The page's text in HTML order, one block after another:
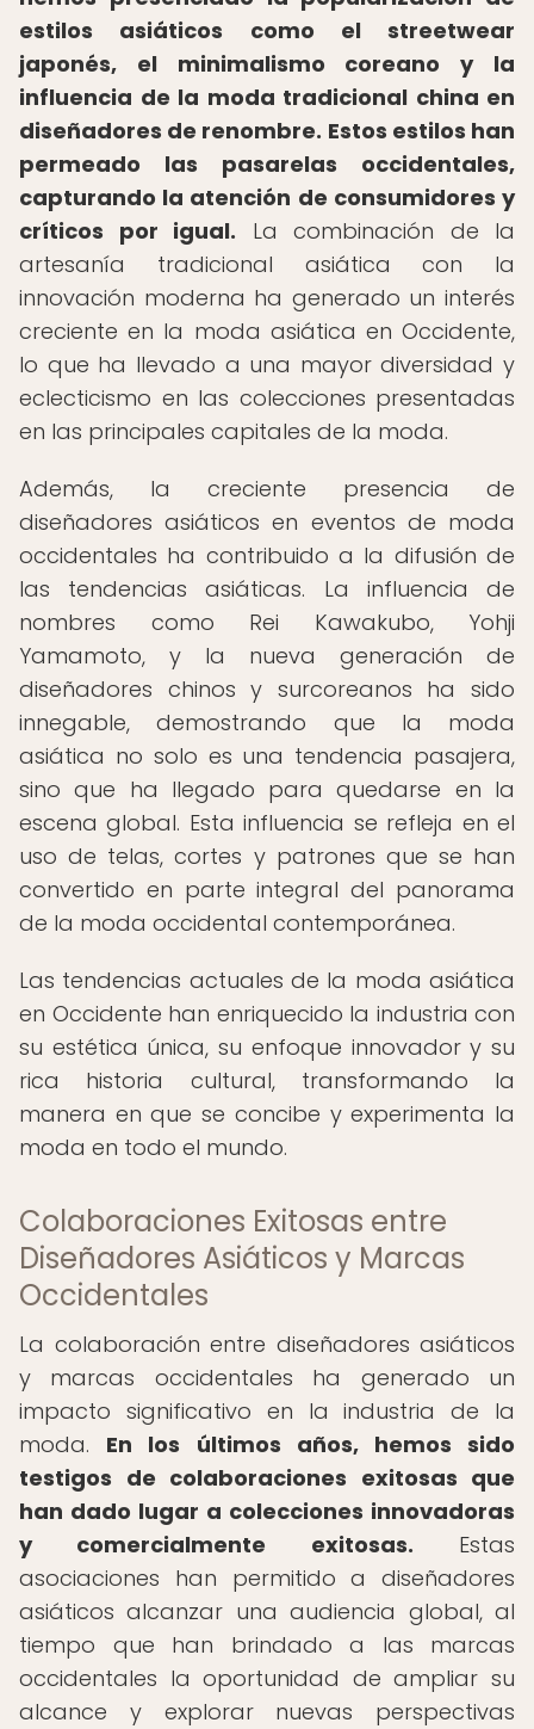
estilos asiáticos como el streetwear
japonés, el minimalismo coreano y la
influencia de la moda tradicional china en
diseñadores de renombre. Estos estilos han
permeado las pasarelas occidentales,
capturando la atención de consumidores y
críticos por igual. La combinación de la
artesanía tradicional asiática con la
innovación moderna ha generado un interés
creciente en la moda asiática en Occidente,
lo que ha llevado a una mayor diversidad y
eclecticismo en las colecciones presentadas
en las principales capitales de la moda.
Además, la creciente presencia de
diseñadores asiáticos en eventos de moda
occidentales ha contribuido a la difusión de
las tendencias asiáticas. La influencia de
nombres como Rei Kawakubo, Yohji
Yamamoto, y la nueva generación de
diseñadores chinos y surcoreanos ha sido
innegable, demostrando que la moda
asiática no solo es una tendencia pasajera,
sino que ha llegado para quedarse en la
escena global. Esta influencia se refleja en el
uso de telas, cortes y patrones que se han
convertido en parte integral del panorama
de la moda occidental contemporánea.
Las tendencias actuales de la moda asiática
en Occidente han enriquecido la industria con
su estética única, su enfoque innovador y su
rica historia cultural, transformando la
manera en que se concibe y experimenta la
moda en todo el mundo.
Colaboraciones Exitosas entre
Diseñadores Asiáticos y Marcas
Occidentales
La colaboración entre diseñadores asiáticos
y marcas occidentales ha generado un
impacto significativo en la industria de la
moda. En los últimos años, hemos sido
testigos de colaboraciones exitosas que
han dado lugar a colecciones innovadoras
y comercialmente exitosas. Estas
asociaciones han permitido a diseñadores
asiáticos alcanzar una audiencia global, al
tiempo que han brindado a las marcas
occidentales la oportunidad de ampliar su
alcance y explorar nuevas perspectivas